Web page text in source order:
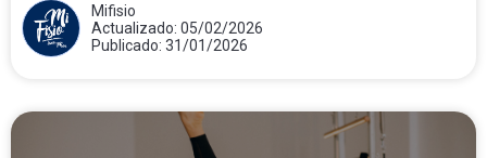
Mifisio
Actualizado: 05/02/2026
Publicado: 31/01/2026